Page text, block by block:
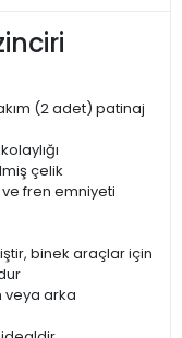
(2 adet) patinaj
çelik
fren emniyeti
binek araçlar için
veya arka